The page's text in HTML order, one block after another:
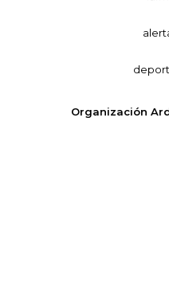
Organización